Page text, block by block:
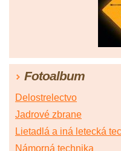
Fotoalbum
Delostrelectvo
Jadrové zbrane
Lietadlá a iná letecká
Námorná technika